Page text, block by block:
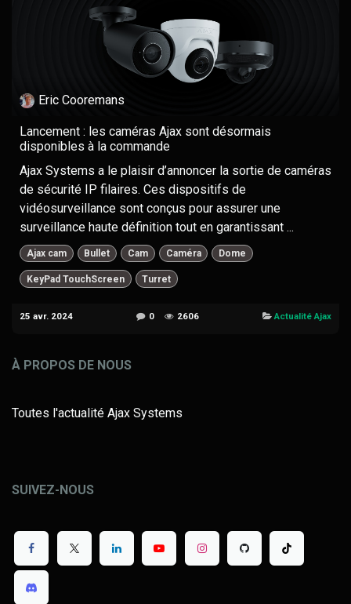
Eric Cooremans
Lancement : les caméras Ajax sont désormais
disponibles à la commande
Ajax Systems a le plaisir d’annoncer la sortie de caméras
de sécurité IP filaires. Ces dispositifs de
vidéosurveillance sont conçus pour assurer une
surveillance haute définition tout en garantissant ...
Ajax cam Bullet Cam Caméra Dome
KeyPad TouchScreen Turret
25 avr. 2024 0 2606 Actualité Ajax
À PROPOS DE NOUS
Toutes l'actualité Ajax Systems
SUIVEZ-NOUS